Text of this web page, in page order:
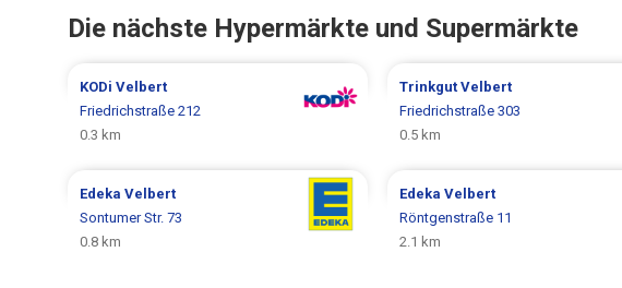
Die nächste Hypermärkte und Supermärkte
KODiVelbert
Friedrichstraße 212
0.3 km
Trinkgut Velbert
Friedrichstraße 303
0.5 km
EdekaVelbert
Sontumer Str. 73
0.8 km
Edeka Velbert
Röntgenstraße 11
2.1 km